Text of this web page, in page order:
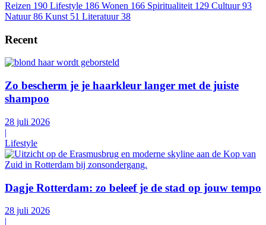
Reizen 190 Lifestyle 186 Wonen 166 Spiritualiteit 129 Cultuur 93
Natuur 86 Kunst 51 Literatuur 38
Recent
Zo bescherm je je haarkleur langer met de juiste
shampoo
28 juli 2026
|
Lifestyle
Dagje Rotterdam: zo beleef je de stad op jouw tempo
28 juli 2026
|